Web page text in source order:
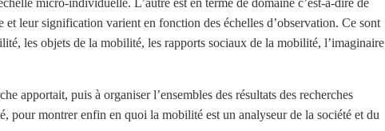
micro-individuelle. L’autre est en terme de domaine c’est-à-dire de
leur signification varient en fonction des échelles d’observation. Ce sont
les objets de la mobilité, les rapports sociaux de la mobilité, l’imaginaire
apportait, puis à organiser l’ensembles des résultats des recherches
pour montrer enfin en quoi la mobilité est un analyseur de la société et du